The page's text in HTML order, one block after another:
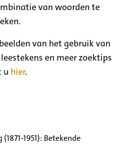
van woorden te
van het gebruik van
en meer zoektips
u hier.
1951): Betekende